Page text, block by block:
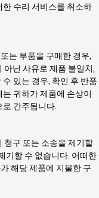
수리 서비스를 취소하
는 부품을 구매한 경우,
닌 사유로 제품 불일치,
있는 경우, 확인 후 반품
귀하가 제품에 손상이
간주됩니다.
청구 또는 소송을 제기할
기할 수 없습니다. 어떠한
해당 제품에 지불한 구